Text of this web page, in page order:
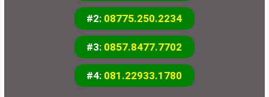
#2: 08775.250.2234
#3: 0857.8477.7702
#4: 081.22933.1780